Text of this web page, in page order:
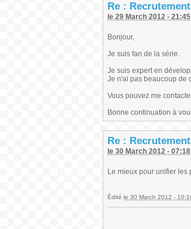
Re :
le 29 March 2012 - 21:45
Bonjour,
Je suis fan de la série.
Je suis expert en
Je n'ai pas beaucoup de
Vous pouvez me
Bonne continuation à
Re :
le 30 March 2012 - 07:18
Le mieux pour unifier les
Édité le 30 March 2012 -